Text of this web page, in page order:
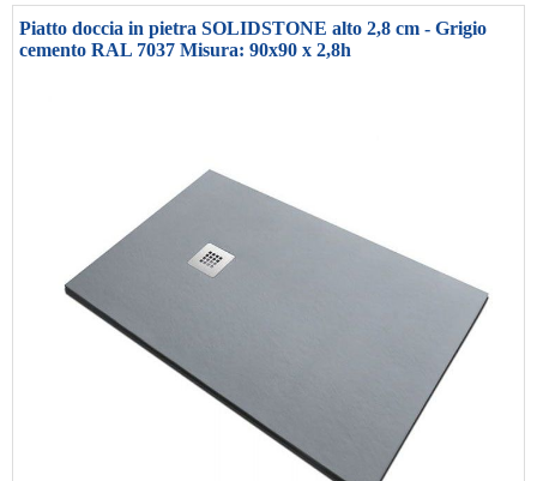
Piatto doccia in pietra SOLIDSTONE alto 2,8 cm - Grigio
cemento RAL 7037 Misura: 90x90 x 2,8h